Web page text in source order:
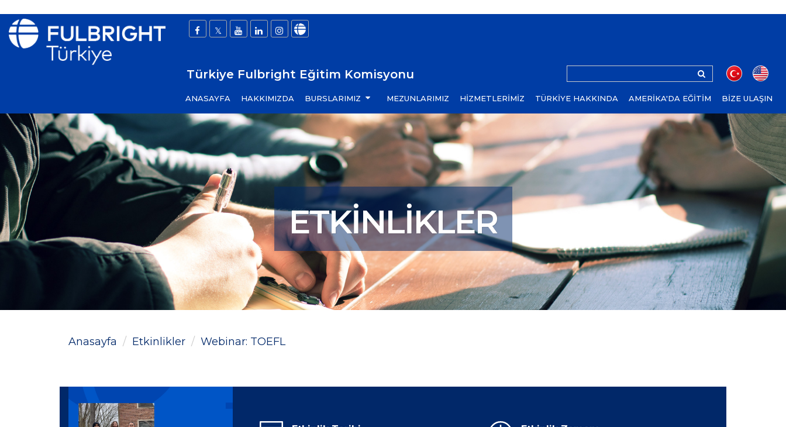
Türkiye Fulbright Eğitim Komisyonu
ANASAYFA HAKKIMIZDA BURSLARIMIZ MEZUNLARIMIZ HİZMETLERİMİZ TÜRKİYE HAKKINDA AMERİKA'DA EĞİTİM BİZE ULAŞIN
ETKINLIKLER
Anasayfa Etkinlikler Webinar: TOEFL